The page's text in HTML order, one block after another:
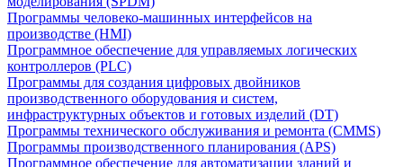
Программы человеко-машинных интерфейсов на
производстве (HMI)
Программное обеспечение для управляемых логических
контроллеров (PLC)
Программы для создания цифровых двойников
производственного оборудования и систем,
инфраструктурных объектов и готовых изделий (DT)
Программы технического обслуживания и ремонта (CMMS)
Программы производственного планирования (APS)
Программное обеспечение для автоматизации зданий и